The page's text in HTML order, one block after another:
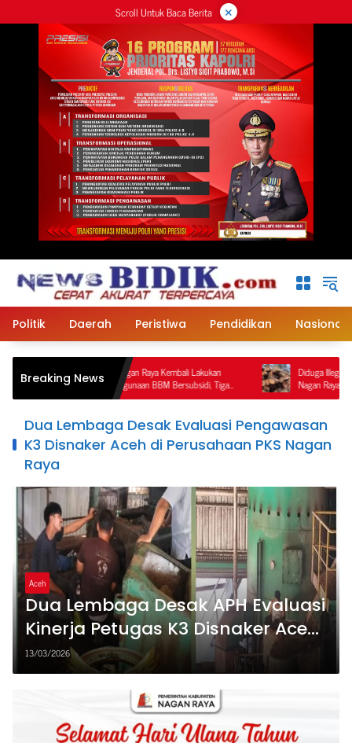
ke
Scroll Untuk Baca Berita ×
Politik Daerah Peristiwa Pendidikan Nasional
Breaking News
Polres Nagan Raya Kembali Lakukan
Penyalahgunaan BBM Bersubsidi, Tiga
Ditahan.
Diduga Illegal Logging
Nagan Raya–Aceh Tengah,
Ketegasan APH dan Satgas PKH
Dua Lembaga Desak Evaluasi Pengawasan
K3 Disnaker Aceh di Perusahaan PKS Nagan
Raya
Aceh
Dua Lembaga Desak APH Evaluasi
Kinerja Petugas K3 Disnaker Aceh
di Wilayah Kerja Nagan Raya
13/03/2026